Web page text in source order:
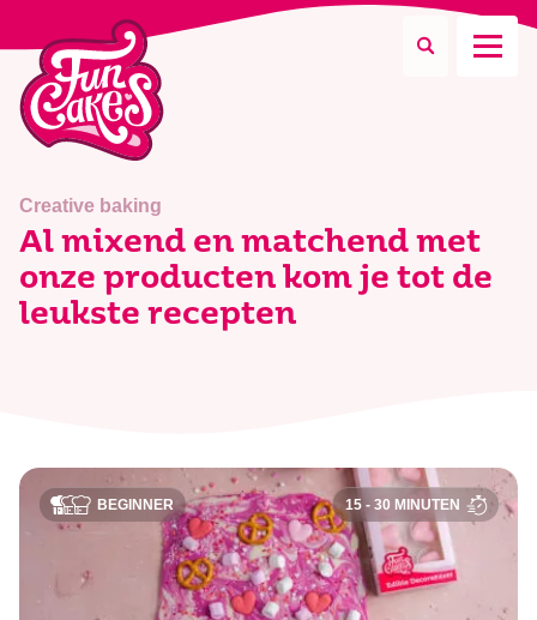
Waar ben je naar op zoek?
Zoeken
Creative baking
Al mixend en matchend met
onze producten kom je tot de
leukste recepten
BEGINNER 15 - 30 MINUTEN